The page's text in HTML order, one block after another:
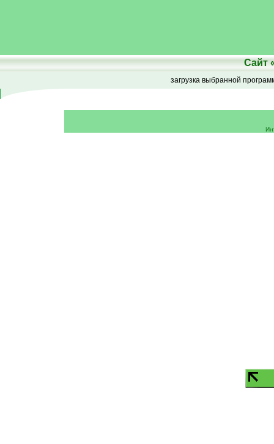
Сайт
загрузка выбранной